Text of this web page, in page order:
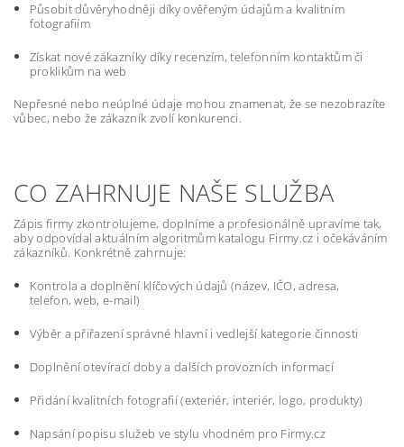
Působit důvěryhodněji díky ověřeným údajům a kvalitním
fotografiím
Získat nové zákazníky díky recenzím, telefonním kontaktům či
proklikům na web
Nepřesné nebo neúplné údaje mohou znamenat, že se nezobrazíte
vůbec, nebo že zákazník zvolí konkurenci.
CO ZAHRNUJE NAŠE SLUŽBA
Zápis firmy zkontrolujeme, doplníme a profesionálně upravíme tak,
aby odpovídal aktuálním algoritmům katalogu Firmy.cz i očekáváním
zákazníků. Konkrétně zahrnuje:
Kontrola a doplnění klíčových údajů (název, IČO, adresa,
telefon, web, e-mail)
Výběr a přiřazení správné hlavní i vedlejší kategorie činnosti
Doplnění otevírací doby a dalších provozních informací
Přidání kvalitních fotografií (exteriér, interiér, logo, produkty)
Napsání popisu služeb ve stylu vhodném pro Firmy.cz